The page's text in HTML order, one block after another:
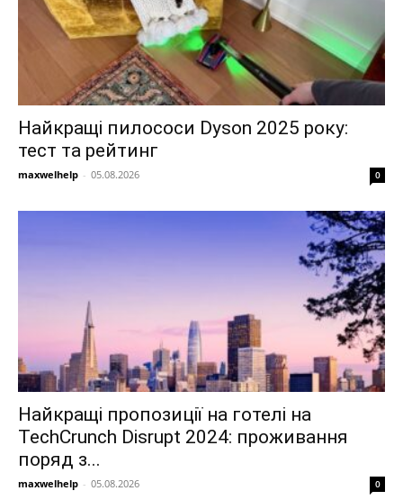
Найкращі пилососи Dyson 2025 року:
тест та рейтинг
maxwelhelp - 05.08.2026 0
Найкращі пропозиції на готелі на
TechCrunch Disrupt 2024: проживання
поряд з...
maxwelhelp - 05.08.2026 0